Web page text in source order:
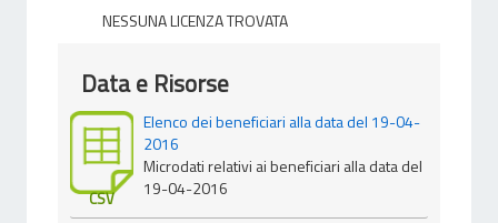
NESSUNA LICENZA TROVATA
Data e Risorse
CSV
Elenco dei beneficiari alla data del 19-04-
2016
Microdati relativi ai beneficiari alla data del
19-04-2016